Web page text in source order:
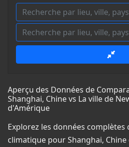
Aperçu des Données de
Shanghai, Chine vs La ville de
d'Amérique
Explorez les données complètes
climatique pour Shanghai, Chine